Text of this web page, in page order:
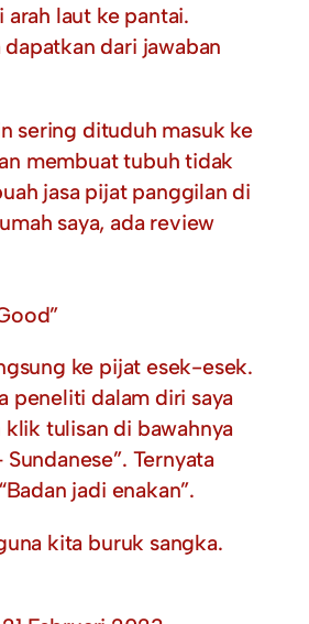
arah laut ke pantai.
dapatkan dari jawaban
sering dituduh masuk ke
membuat tubuh tidak
jasa pijat panggilan di
saya, ada review
ke pijat esek-esek.
peneliti dalam diri saya
tulisan di bawahnya
Ternyata
jadi enakan”.
kita buruk sangka.